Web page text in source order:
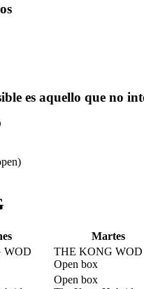
es aquello que no
Martes
WOD
THE KONG WOD
Open box
Open box